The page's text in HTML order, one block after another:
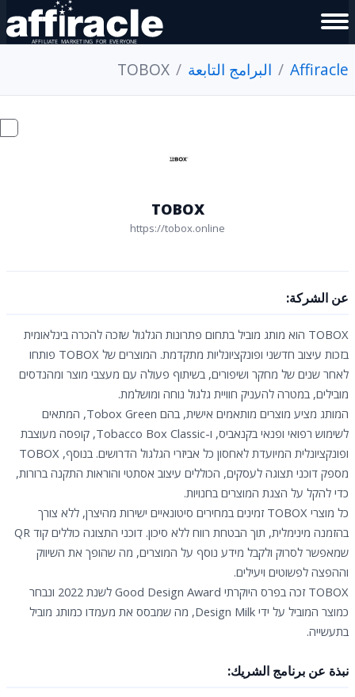
Affiracle البرامج التابعة TOBOX
TOBOX
https://tobox.online
عن الشركة:
TOBOX הוא מותג מוביל בתחום פתרונות הגלגול שזכה להכרה בינלאומית
בזכות עיצוב חדשני ופונקציונליות מתקדמת. המוצרים של TOBOX פותחו
לאחר שנים של מחקר ושיפורים, בשיתוף פעולה עם מעצבי מוצר ומהנדסים
מובילים, במטרה להעניק חוויית גלגול נוחה ומושלמת.
המותג מציע מוצרים מותאמים אישית, בהם Tobox Green, המתאים
לשימוש רפואי ופנאי בקנאביס, ו-Tobacco Box Classic, קופסה מעוצבת
ופונקציונלית המיועדת לאחסון כל אביזרי הגלגול הדרושים. בנוסף, TOBOX
מספק דוכני תצוגה לעסקים, הכוללים עיצוב אסתטי והוראות התקנה ברורות,
כדי להקל על הצגת המוצרים בחנויות.
כל מוצרי TOBOX זמינים במחירים סיטונאיים ישירות מהיצרן, ללא צורך
בהזמנה מינימלית, תוך הבטחת רווח ללא סיכון. דוכני התצוגה כוללים קוד QR
שמאפשר לסרוק ולקבל מידע נוסף על המוצרים, מה שהופך את השיווק
וההפצה לפשוטים ויעילים.
TOBOX זכה בפרס היוקרתי Good Design Award לשנת 2022 ונבחר
כמוצר המוביל על ידי Design Milk, מה שמבסס את מעמדו כמותג מוביל
בתעשייה.
نبذة عن برنامج الشريك: